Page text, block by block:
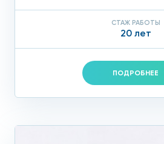
СТАЖ РАБОТЫ
20 лет
ПОДРОБНЕЕ